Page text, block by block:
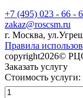
+7 (495) 023 - 66 -
zakaz@roscsm.ru
г. Москва,
Правила
copyright2026©
Заказать услугу
Стоимость услуги: